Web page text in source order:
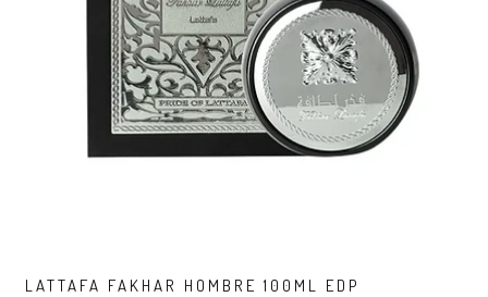
LATTAFA FAKHAR HOMBRE 100ML EDP